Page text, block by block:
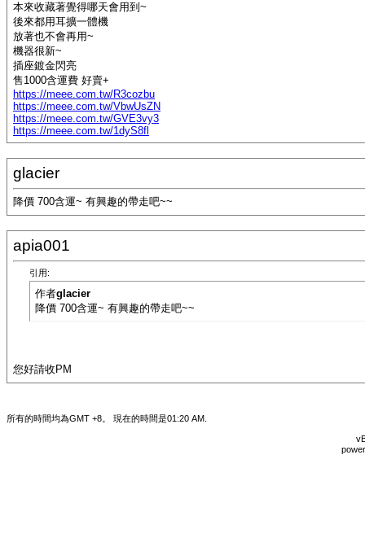
本來收藏著覺得哪天會用到~
後來都用耳擴一體機
放著也不會再用~
機器很新~
插座鍍金閃亮
售1000含運費 好賣+
https://meee.com.tw/R3cozbu
https://meee.com.tw/VbwUsZN
https://meee.com.tw/GVE3vy3
https://meee.com.tw/1dyS8fl
glacier
降價 700含運~ 有興趣的帶走吧~~
apia001
引用:
作者glacier
降價 700含運~ 有興趣的帶走吧~~
您好請收PM
所有的時間均為GMT +8。 現在的時間是01:20 AM